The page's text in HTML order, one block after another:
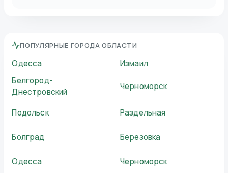
ПОПУЛЯРНЫЕ ГОРОДА ОБЛАСТИ
Одесса
Измаил
Белгород-
Днестровский
Черноморск
Подольск Раздельная
Болград Березовка
Одесса Черноморск